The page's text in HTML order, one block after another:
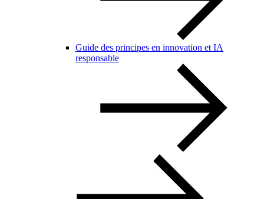
Guide des principes en innovation et IA
responsable